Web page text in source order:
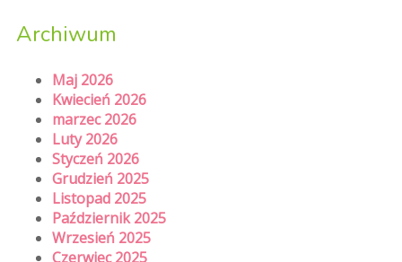
Archiwum
Maj 2026
Kwiecień 2026
marzec 2026
Luty 2026
Styczeń 2026
Grudzień 2025
Listopad 2025
Październik 2025
Wrzesień 2025
Czerwiec 2025